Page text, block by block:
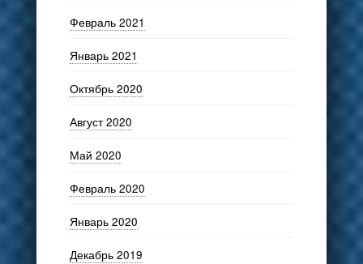
Февраль 2021
Январь 2021
Октябрь 2020
Август 2020
Май 2020
Февраль 2020
Январь 2020
Декабрь 2019